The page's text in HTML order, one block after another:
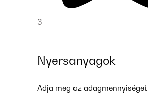
3
Nyersanyagok
Adja meg az adagmennyiséget